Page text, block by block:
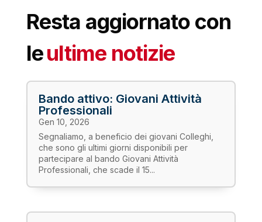
Resta aggiornato con
leultime notizie
Bando attivo: Giovani Attività
Professionali
Gen 10, 2026
Segnaliamo, a beneficio dei giovani Colleghi,
che sono gli ultimi giorni disponibili per
partecipare al bando Giovani Attività
Professionali, che scade il 15...